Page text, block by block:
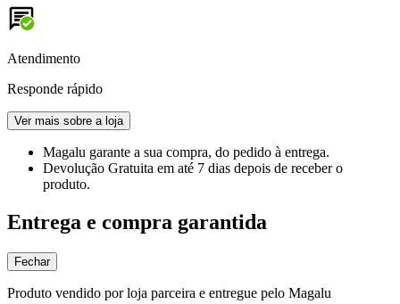
Atendimento
Responde rápido
Ver mais sobre a loja
Magalu garante a sua compra, do pedido à entrega.
Devolução Gratuita em até 7 dias depois de receber o
produto.
Entrega e compra garantida
Fechar
Produto vendido por loja parceira e entregue pelo Magalu